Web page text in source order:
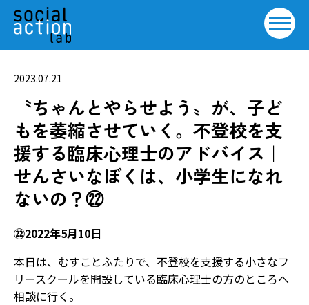
2023.07.21
〝ちゃんとやらせよう〟が、子ど
もを萎縮させていく。不登校を支
援する臨床心理士のアドバイス｜
せんさいなぼくは、小学生になれ
ないの？㉒
㉒2022年5月10日
本日は、むすことふたりで、不登校を支援する小さなフ
リースクールを開設している臨床心理士の方のところへ
相談に行く。